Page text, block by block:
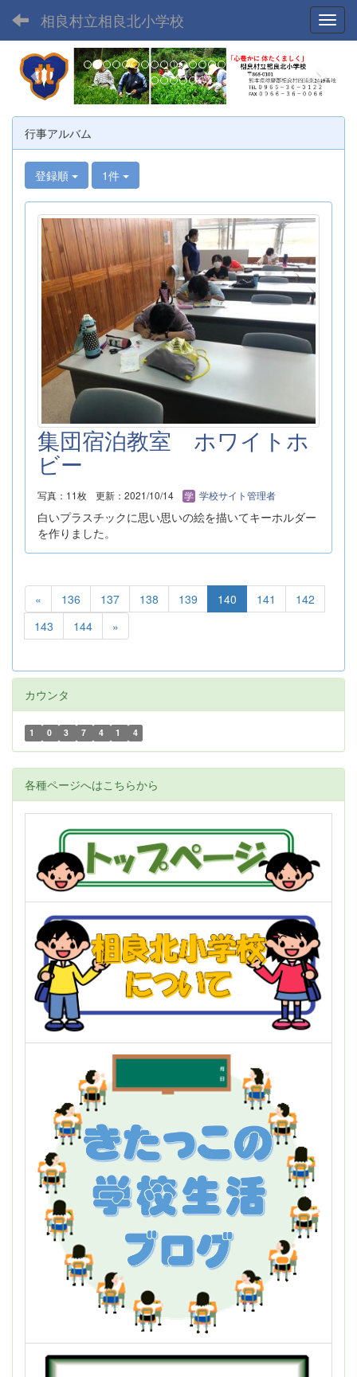
相良村立相良北小学校
p
r
e
v
i
o
u
s
e
x
t
行事アルバム
登録順 1件
集団宿泊教室 ホワイトホ
ビー
写真：11枚 更新：2021/10/14 学校サイト管理者
白いプラスチックに思い思いの絵を描いてキーホルダー
を作りました。
« 136 137 138 139 140 141
142
143
144 »
カウンタ
1 0 3 7 4 1 4
各種ページへはこちらから